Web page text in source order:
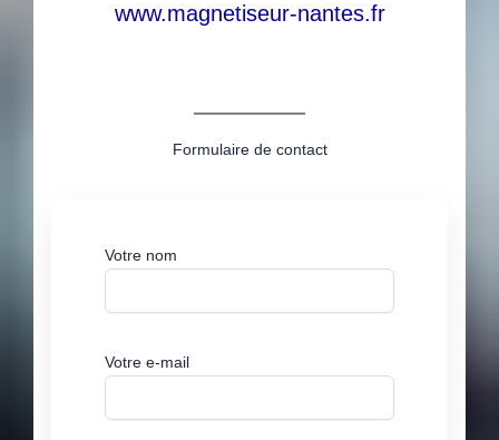
www.magnetiseur-nantes.fr
Formulaire de contact
Votre nom
Votre e-mail